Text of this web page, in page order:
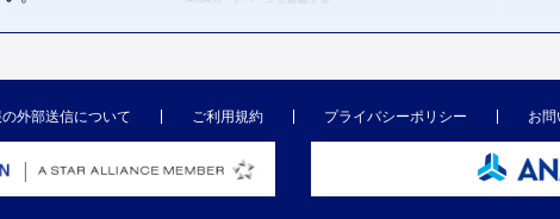
外部送信について ご利用規約 プライバシーポリシー お問